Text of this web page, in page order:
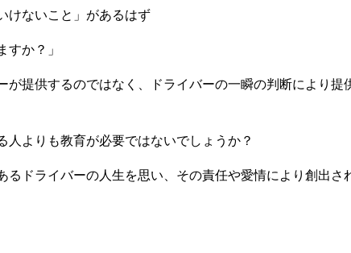
けないこと」があるはず
か？」
提供するのではなく、ドライバーの一瞬の判断により提
よりも教育が必要ではないでしょうか？
ドライバーの人生を思い、その責任や愛情により創出さ